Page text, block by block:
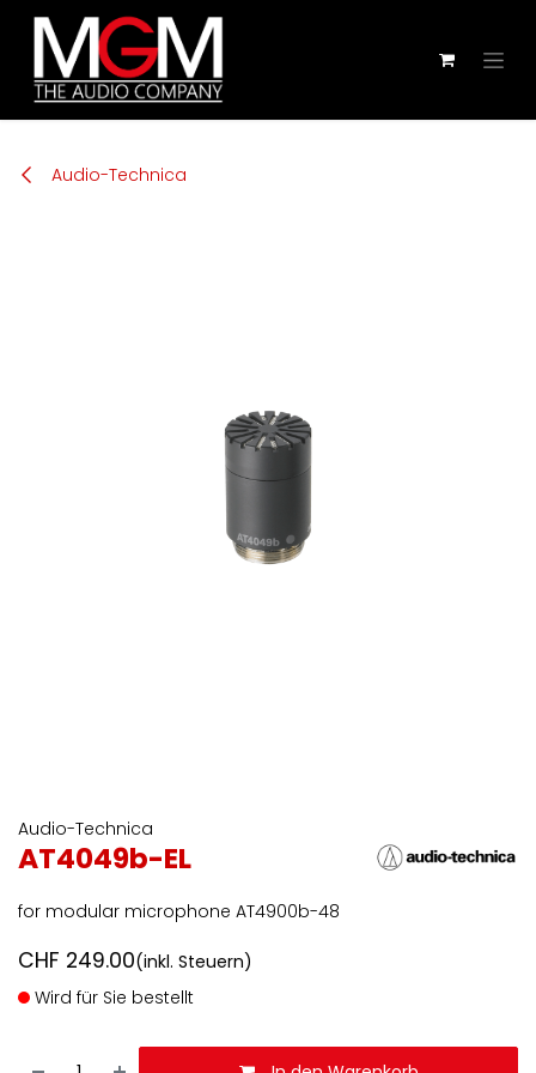
Zum Inhalt springen
Audio-Technica
Audio-Technica
AT4049b-EL
for modular microphone AT4900b-48
CHF 249.00(inkl. Steuern)
Wird für Sie bestellt